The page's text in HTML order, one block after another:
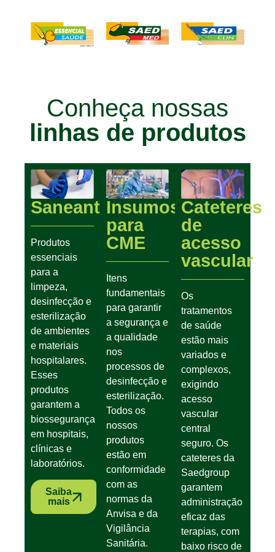
Conheça nossas
linhas de produtos
Saneantes
Produtos
essenciais
para a
limpeza,
desinfecção e
esterilização
de ambientes
e materiais
hospitalares.
Esses
produtos
garantem a
biossegurança
em hospitais,
clínicas e
laboratórios.
Saiba
mais
Insumos
para
CME
Itens
fundamentais
para garantir
a segurança e
a qualidade
nos
processos de
desinfecção e
esterilização.
Todos os
nossos
produtos
estão em
conformidade
com as
normas da
Anvisa e da
Vigilância
Sanitária.
Cateteres
de
acesso
vascular
Os
tratamentos
de saúde
estão mais
variados e
complexos,
exigindo
acesso
vascular
central
seguro. Os
cateteres da
Saedgroup
garantem
administração
eficaz das
terapias, com
baixo risco de